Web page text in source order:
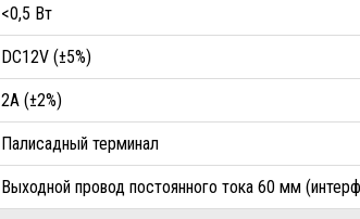
<0,5 Вт
DC12V (±5%)
2A (±2%)
Палисадный терминал
Выходной провод постоянного тока 60 мм